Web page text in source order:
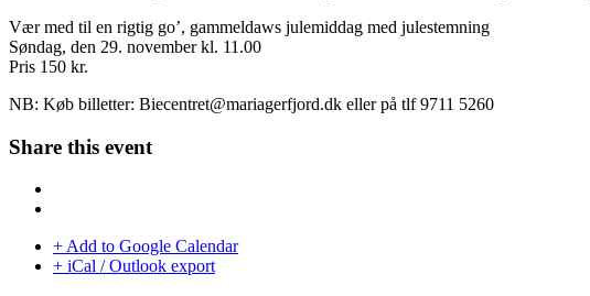
Vær med til en rigtig go’, gammeldaws julemiddag med julestemning
Søndag, den 29. november kl. 11.00
Pris 150 kr.
NB: Køb billetter: Biecentret@mariagerfjord.dk eller på tlf 9711 5260
Share this event
+ Add to Google Calendar
+ iCal / Outlook export